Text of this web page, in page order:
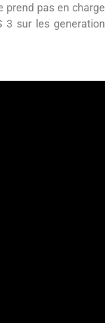
prend pas en charge
3 sur les generation